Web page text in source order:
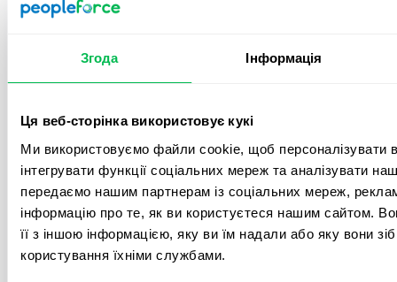
Згода Інформація
Ця веб-сторінка використовує кукі
Ми використовуємо файли cookie, щоб персоналізувати
інтегрувати функції соціальних мереж та аналізувати
передаємо нашим партнерам із соціальних мереж,
інформацію про те, як ви користуєтеся нашим сайтом.
її з іншою інформацією, яку ви їм надали або яку вони
користування їхніми службами.
користувацькі можливості. Після
інтуїтивно та зрозуміло, але навіть попри
це, команда Customer Success завжди
проведення детального дзвінка щодо
було 5 подібних зустрічей, після яких я
відчувала себе досить впевнено, щоб
презентувати систему решті своєї
команди.
5.0